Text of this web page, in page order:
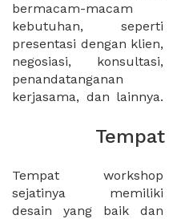
bermacam-macam
kebutuhan, seperti
presentasi dengan klien,
negosiasi, konsultasi,
penandatanganan
kerjasama, dan lainnya.
meeting Anda dan
membuat klien Anda
puas dengan meeting
Tempat workshop
sejatinya memiliki
desain yang baik dan
dipesan sesuai selera
peserta workshop, buat
workshop anda makin